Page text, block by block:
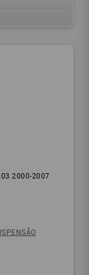
2000-2007